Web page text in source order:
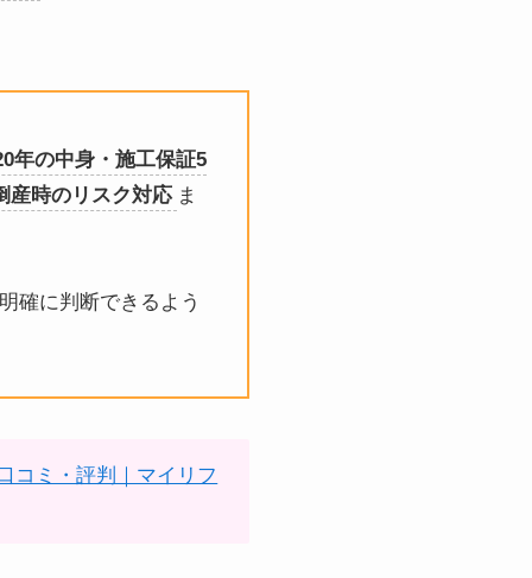
年の中身・施工保証5
産時のリスク対応 ま
確に判断できるよう
コミ・評判｜マイリフ